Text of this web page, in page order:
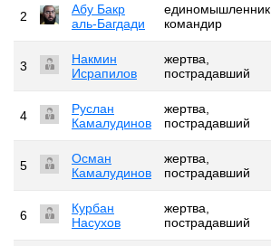
2
Абу Бакр
аль-Багдади
единомышленник,
командир
3
Накмин
Исрапилов
жертва,
пострадавший
4
Руслан
Камалудинов
жертва,
пострадавший
5
Осман
Камалудинов
жертва,
пострадавший
6
Курбан
Насухов
жертва,
пострадавший